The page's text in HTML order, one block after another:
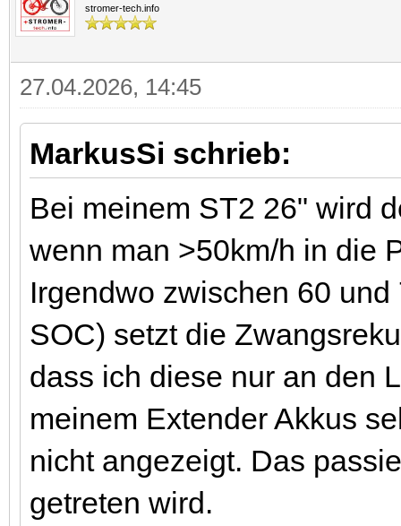
stromer-tech.info
27.04.2026, 14:45
MarkusSi schrieb:
Bei meinem ST2 26" wird
wenn man >50km/h in die
Irgendwo zwischen 60
SOC) setzt die
dass ich diese nur an den
meinem Extender Akkus
nicht angezeigt. Das
getreten wird.